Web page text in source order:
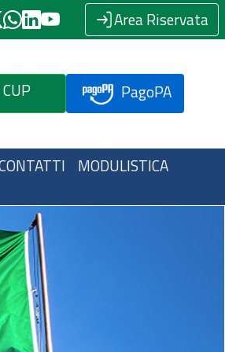
Area Riservata
CUP PagoPA
MODULISTICA